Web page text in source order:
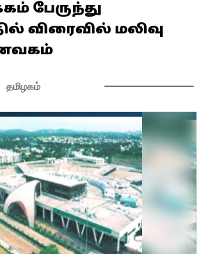
பேருந்து
விரைவில் மலிவு
தமிழகம்